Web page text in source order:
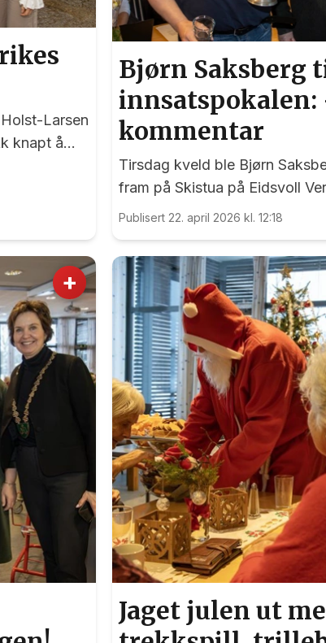
Larsen
knapt å
Bjørn Saksberg
innsatspokalen:
kommentar
Tirsdag kveld ble Bjørn
fram på Skistua på Eidsvoll
Eidsvoll Idrettsråds
Publisert 22. april 2026 kl. 12:18
+
Jaget julen ut